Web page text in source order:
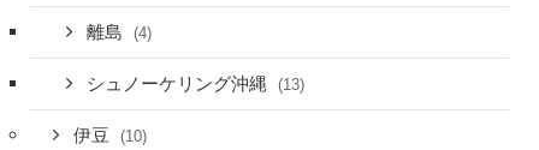
離島 (4)
シュノーケリング沖縄 (13)
伊豆 (10)